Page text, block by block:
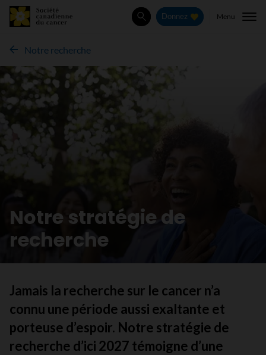
Rechercher
Donnez Menu
Notre recherche
Notre stratégie de
recherche
Jamais la recherche sur le cancer n’a
connu une période aussi exaltante et
porteuse d’espoir. Notre stratégie de
recherche d’ici 2027 témoigne d’une